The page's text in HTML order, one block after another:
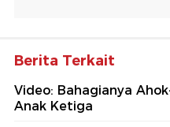
Berita Terkait
Video: Bahagianya
Anak Ketiga